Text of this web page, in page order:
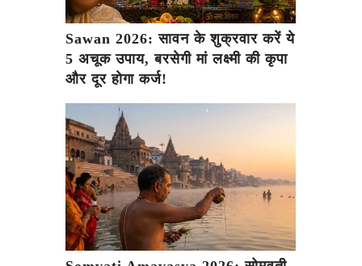
Sawan 2026: सावन के शुक्रवार करें ये
5 अचूक उपाय, बरसेगी मां लक्ष्मी की कृपा
और दूर होगा कर्ज!